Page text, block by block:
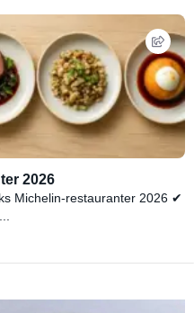
2026
Michelin-restauranter 2026 ✔